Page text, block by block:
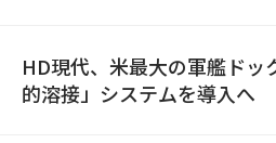
HD現代、米最大の軍艦ドッ
的溶接」システムを導入へ